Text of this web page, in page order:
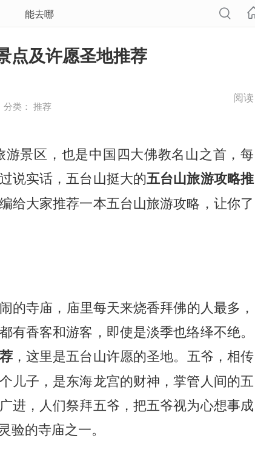
能去哪
点及许愿圣地推荐
分类： 推荐
阅读
景区，也是中国四大佛教名山之首，每
说实话，五台山挺大的五台山旅游攻略推
给大家推荐一本五台山旅游攻略，让你了
的寺庙，庙里每天来烧香拜佛的人最多，
有香客和游客，即使是淡季也络绎不绝。
，这里是五台山许愿的圣地。五爷，相传
儿子，是东海龙宫的财神，掌管人间的五
进，人们祭拜五爷，把五爷视为心想事成
验的寺庙之一。